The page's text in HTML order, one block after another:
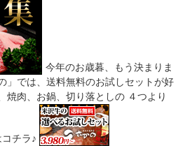
今年のお歳暮、もう決まりま
」では、送料無料のお試しセットが好
焼肉、お鍋、切り落としの ４つより
チラ♪